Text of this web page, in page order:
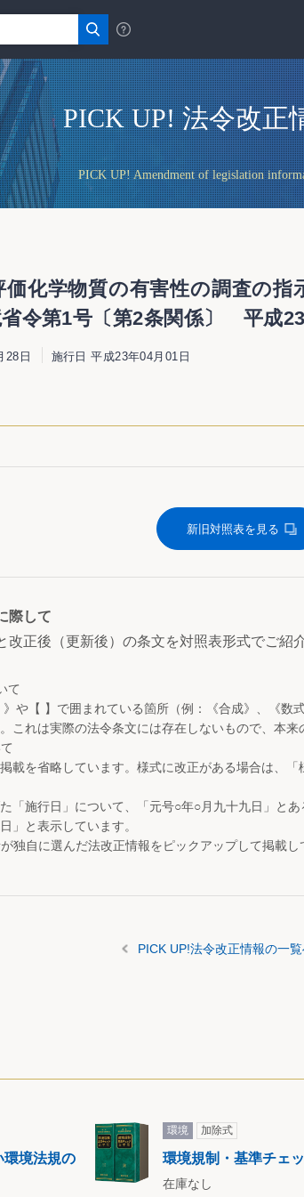
PICK UP! 法令改正
PICK UP! Amendment of legislation
化学物質の有害性の調査の指
令第1号〔第2条関係〕 平成23
28日 施行日 平成23年04月01日
新旧対照表を見る
際して
改正後（更新後）の条文を対照表形式でご紹
て
や【 】で囲まれている箇所（例：《合成》、《数
これは実際の法令条文には存在しないもので、本来
載を省略しています。様式に改正がある場合は、「
「施行日」について、「元号○年○月九十九日」と
」と表示しています。
独自に選んだ法改正情報をピックアップして掲載し
PICK UP!法令改正情報の一
境法規の
環境 加除式
環境規制・基準チェ
在庫なし